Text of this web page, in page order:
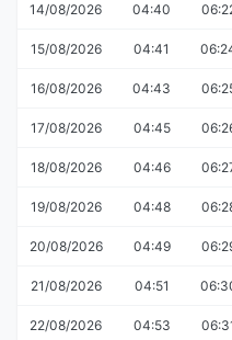
14/08/2026 04:40
15/08/2026 04:41
16/08/2026 04:43
17/08/2026 04:45
18/08/2026 04:46
19/08/2026 04:48
20/08/2026 04:49
21/08/2026 04:51
22/08/2026 04:53